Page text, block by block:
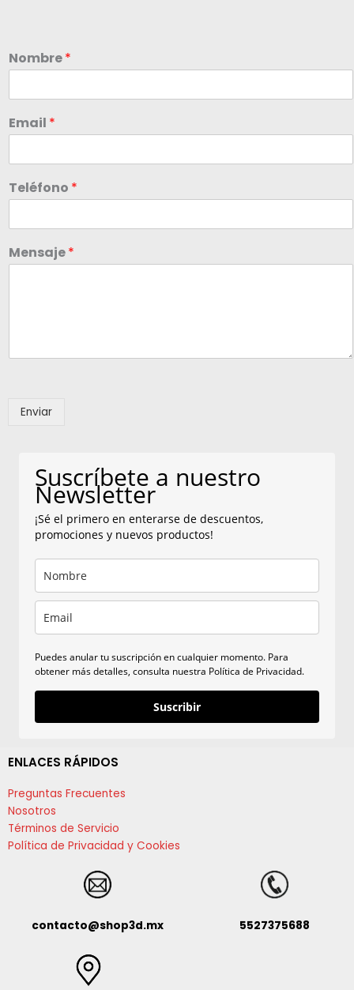
Nombre*
Email *
Teléfono *
Mensaje*
Enviar
Suscríbete a nuestro
Newsletter
¡Sé el primero en enterarse de descuentos,
promociones y nuevos productos!
Puedes anular tu suscripción en cualquier momento. Para
obtener más detalles, consulta nuestra Política de Privacidad.
Suscribir
ENLACES RÁPIDOS
Preguntas Frecuentes
Nosotros
Términos de Servicio
Política de Privacidad y Cookies
contacto@shop3d.mx 5527375688